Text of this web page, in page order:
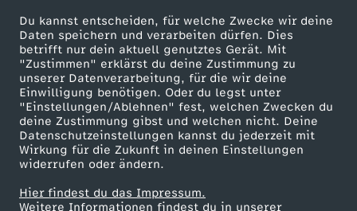
Du kannst entscheiden, für welche Zwecke wir deine
Daten speichern und verarbeiten dürfen. Dies
betrifft nur dein aktuell genutztes Gerät. Mit
"Zustimmen" erklärst du deine Zustimmung zu
unserer Datenverarbeitung, für die wir deine
Einwilligung benötigen. Oder du legst unter
"Einstellungen/Ablehnen" fest, welchen Zwecken du
deine Zustimmung gibst und welchen nicht. Deine
Datenschutzeinstellungen kannst du jederzeit mit
Wirkung für die Zukunft in deinen Einstellungen
widerrufen oder ändern.
Hier findest du das Impressum.
Weitere Informationen findest du in unserer
i
m
i
t
ZDF goes Schule
Werbefernsehen
Mainzelmännchen
Partner